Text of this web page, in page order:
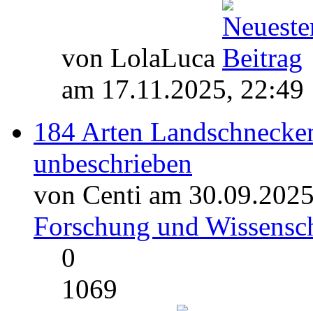
von LolaLuca
am 17.11.2025, 22:49
184 Arten
unbeschrieben
von Centi am
Forschung und
0
1069